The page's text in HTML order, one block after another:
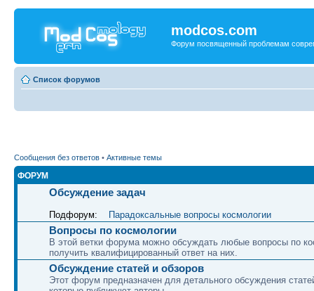
modcos.com
Форум посвященный проблемам
Список форумов
Сообщения без ответов • Активные темы
ФОРУМ
Обсуждение задач
Подфорум: Парадоксальные вопросы космологии
Вопросы по космологии
В этой ветки форума можно обсуждать любые вопросы по
получить квалифицированный ответ на них.
Обсуждение статей и обзоров
Этот форум предназначен для детального обсуждения